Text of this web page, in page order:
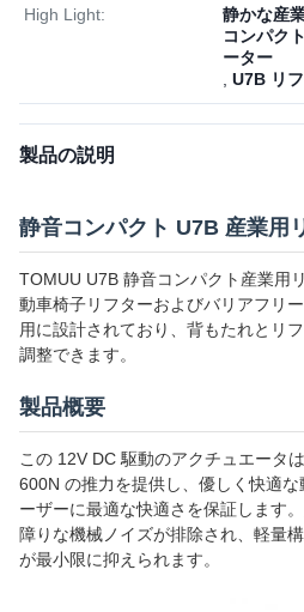
High Light: 静かな産
コンパク
ーター
U7B リ
製品の説明
静音コンパクト U7B 産業用
TOMUU U7B 静音コンパクト産業用
動車椅子リフターおよびバリアフリ
用に設計されており、背もたれとリ
調整できます。
製品概要
この 12V DC 駆動のアクチュエータ
600N の推力を提供し、優しく快適
ーザーに最適な快適さを保証します
障りな機械ノイズが排除され、軽量
が最小限に抑えられます。